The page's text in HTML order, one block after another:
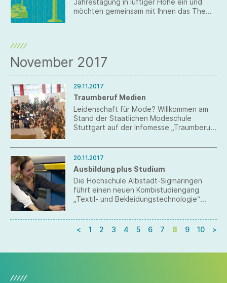
möchten gemeinsam mit Ihnen das Thema
November 2017
29.11.2017
Traumberuf Medien
Leidenschaft für Mode? Willkommen am
Stand der Staatlichen Modeschule
Stuttgart auf der Infomesse „Traumberuf
können Schüler herausfinden, welche
Ausbildung/welcher Studiengang aus den
Bereichen Kreativität und Kommunikation
zu ihnen passt.
20.11.2017
Ausbildung plus Studium
Die Hochschule Albstadt-Sigmaringen
führt einen neuen Kombistudiengang
„Textil- und Bekleidungstechnologie“
Masterstudiengang „Textil- und
Bekleidungsmanagement“ ein.
< 1 2 3 4 5 6 7 8 9 10 >